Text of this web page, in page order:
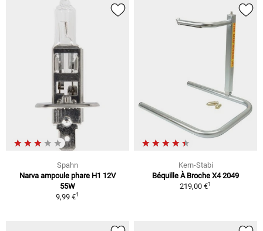
Spahn
Narva ampoule phare H1 12V
55W
9,99 €1
Kern-Stabi
Béquille À Broche X4 2049
219,00 €1